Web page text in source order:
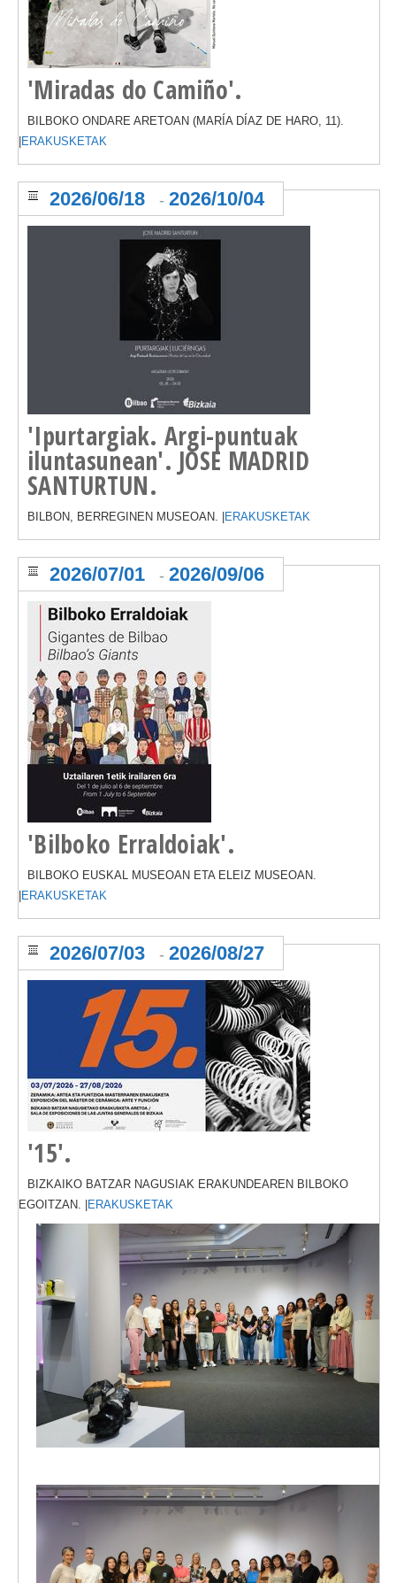
'Miradas do Camiño'.
BILBOKO ONDARE ARETOAN (MARÍA DÍAZ DE HARO, 11).
ERAKUSKETAK
'Ipurtargiak. Argi-puntuak
iluntasunean'. JOSE MADRID
SANTURTUN.
2026/06/18 - 2026/10/04
BILBON, BERREGINEN MUSEOAN. | ERAKUSKETAK
'Bilboko Erraldoiak'.
2026/07/01 - 2026/09/06
BILBOKO EUSKAL MUSEOAN ETA ELEIZ MUSEOAN.
ERAKUSKETAK
'15'.
2026/07/03 - 2026/08/27
BIZKAIKO BATZAR NAGUSIAK ERAKUNDEAREN BILBOKO
EGOITZAN. |
ERAKUSKETAK